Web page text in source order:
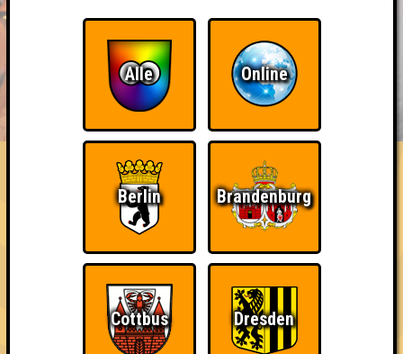
HIGHSCORE RESERVIERUNG
FAQ ÜBER UNS
SOUNDCHECK No. 53 // Leipzig
Das Musikquiz im Studentenkeller · 22.10.2026 · StuK
Angemeldete Teams
Alle Online
Berlin Brandenburg
Cottbus Dresden